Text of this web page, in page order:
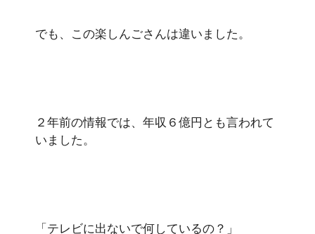
でも、この楽しんごさんは違いました。
２年前の情報では、年収６億円とも言われて
いました。
「テレビに出ないで何しているの？」